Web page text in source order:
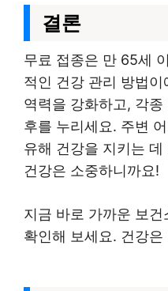
결론
무료 접종은 만 65세
적인 건강 관리 방법
역력을 강화하고, 각
후를 누리세요. 주변
유해 건강을 지키는
건강은 소중하니까요!
지금 바로 가까운 보
확인해 보세요. 건강